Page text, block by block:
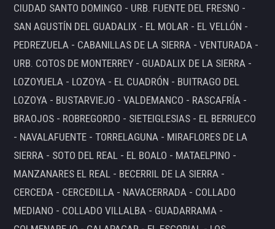
CIUDAD SANTO DOMINGO - URB. FUENTE DEL FRESNO -
SAN AGUSTÍN DEL GUADALIX - EL MOLAR - EL VELLÓN -
PEDREZUELA - CABANILLAS DE LA SIERRA - VENTURADA -
URB. COTOS DE MONTERREY - GUADALIX DE LA SIERRA -
LOZOYUELA - LOZOYA - EL CUADRÓN - BUITRAGO DEL
LOZOYA - BUSTARVIEJO - VALDEMANCO - RASCAFRÍA -
BRAOJOS - ROBREGORDO - SIETEIGLESIAS - EL BERRUECO
- NAVALAFUENTE - TORRELAGUNA - MIRAFLORES DE LA
SIERRA - SOTO DEL REAL - EL BOALO - MATAELPINO -
MANZANARES EL REAL - BECERRIL DE LA SIERRA -
CERCEDA - CERCEDILLA - NAVACERRADA - COLLADO
MEDIANO - COLLADO VILLALBA - GUADARRAMA -